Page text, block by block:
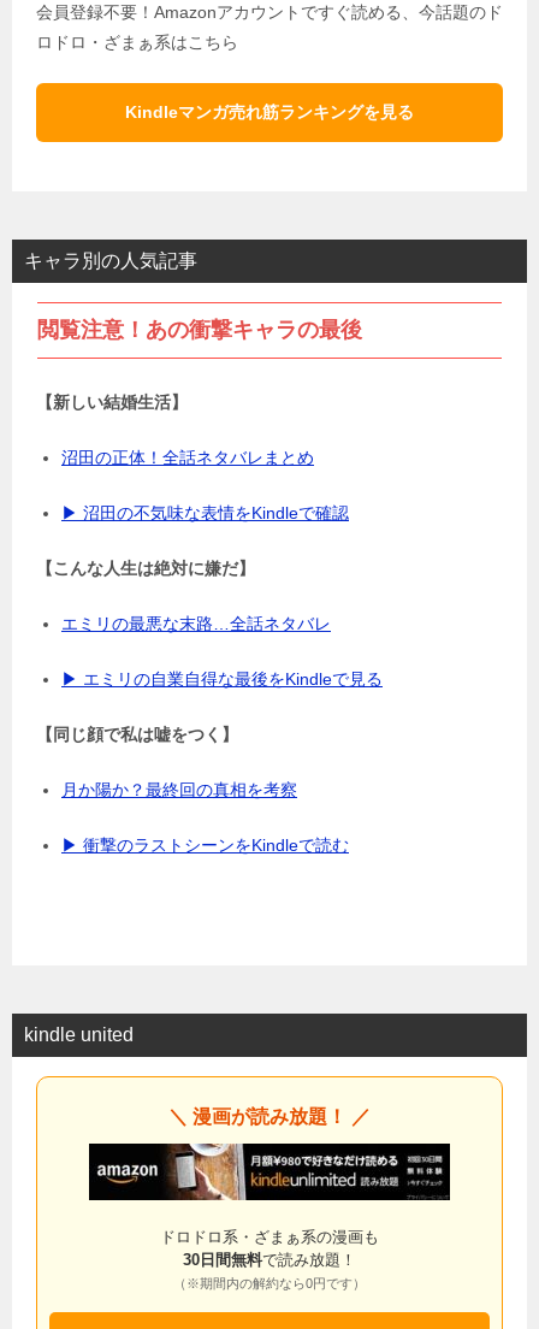
会員登録不要！Amazonアカウントですぐ読める、今話題のド
ロドロ・ざまぁ系はこちら
Kindleマンガ売れ筋ランキングを見る
キャラ別の人気記事
閲覧注意！あの衝撃キャラの最後
【新しい結婚生活】
沼田の正体！全話ネタバレまとめ
▶ 沼田の不気味な表情をKindleで確認
【こんな人生は絶対に嫌だ】
エミリの最悪な末路…全話ネタバレ
▶ エミリの自業自得な最後をKindleで見る
【同じ顔で私は嘘をつく】
月か陽か？最終回の真相を考察
▶ 衝撃のラストシーンをKindleで読む
kindle united
＼ 漫画が読み放題！ ／
ドロドロ系・ざまぁ系の漫画も
30日間無料で読み放題！
（※期間内の解約なら0円です）